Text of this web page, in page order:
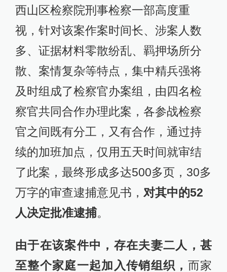
西山区检察院刑事检察一部高度重
视，针对该案作案时间长、涉案人数
多、证据材料零散纷乱、羁押场所分
散、案情复杂等特点，集中精兵强将
及时组成了检察官办案组，由四名检
察官共同合作办理此案，各参战检察
官之间既有分工，又有合作，通过持
续的加班加点，仅用五天时间就审结
了此案，最终形成多达500多页，30多
万字的审查逮捕意见书， 对其中的52
人决定批准逮捕。
由于在该案件中，存在夫妻二人，甚
至整个家庭一起加入传销组织， 而家